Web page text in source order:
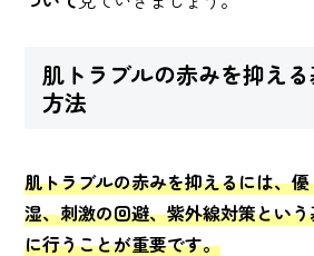
肌トラブルの赤みを抑え
方法
肌トラブルの赤みを抑えるには、
湿、刺激の回避、紫外線対策とい
に行うことが重要です。